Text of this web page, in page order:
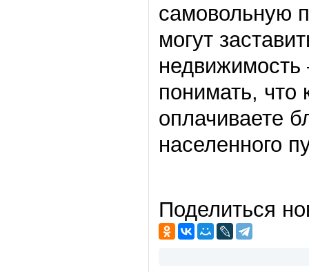
самовольную
могут
понимать, что
оплачиваете
населенного
Поделиться